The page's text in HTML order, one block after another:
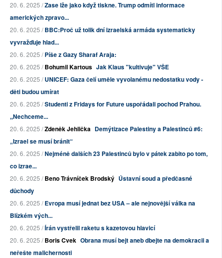
20. 6. 2025 /Zase lže jako když tiskne. Trump odmítl informace
amerických zpravo...
20. 6. 2025 /BBC:Proč už tolik dní izraelská armáda systematicky
vyvražďuje hlad...
20. 6. 2025 /Píše z Gazy Sharaf Araja:
20. 6. 2025 /Bohumil Kartous Jak Klaus "kultivuje" VŠE
20. 6. 2025 /UNICEF: Gaza čelí uměle vyvolanému nedostatku vody -
děti budou umírat
20. 6. 2025 /Studenti z Fridays for Future uspořádali pochod Prahou.
,,Nechceme...
20. 6. 2025 /Zdeněk Jehlička Demýtizace Palestiny a Palestinců #6:
„Izrael se musí bránit“
20. 6. 2025 /Nejméně dalších 23 Palestinců bylo v pátek zabito po tom,
co izrae...
20. 6. 2025 /Beno Trávníček Brodský Ústavní soud a předčasné
důchody
20. 6. 2025 /Evropa musí jednat bez USA – ale nejnovější válka na
Blízkém vých...
20. 6. 2025 /Írán vystřelil raketu s kazetovou hlavicí
20. 6. 2025 /Boris Cvek Obrana musí bejt aneb dbejte na demokracii a
neřešte malichernosti